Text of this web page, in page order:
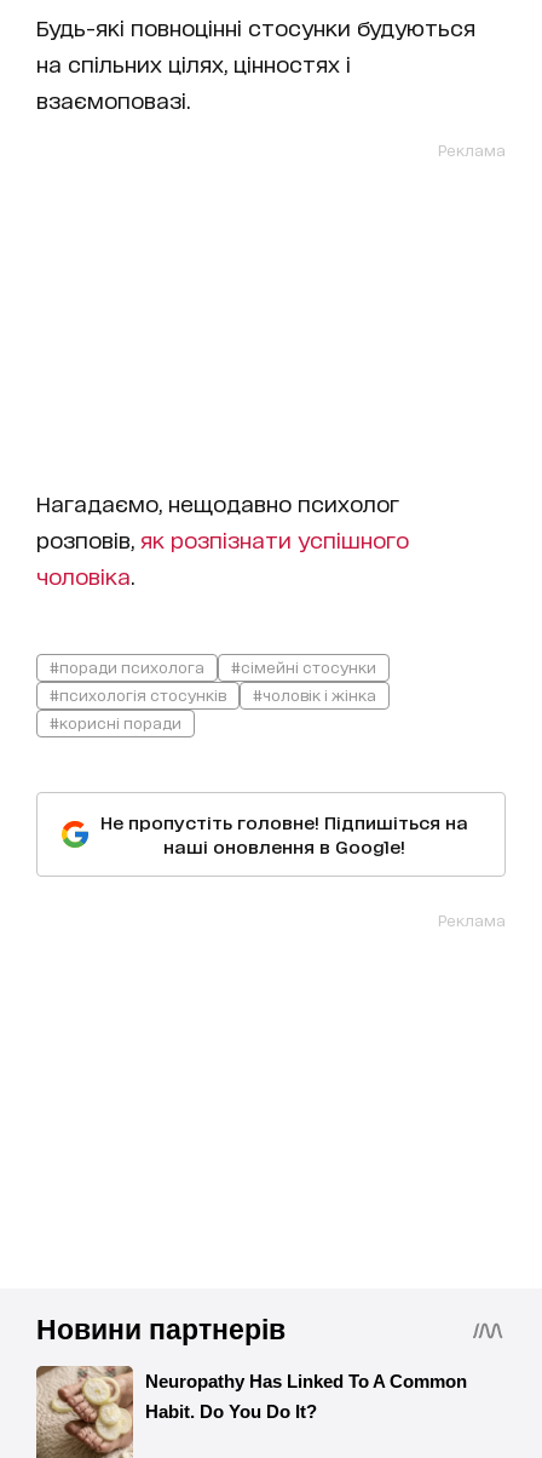
Будь-які повноцінні стосунки будуються
на спільних цілях, цінностях і
взаємоповазі.
Реклама
Нагадаємо, нещодавно психолог
розповів, як розпізнати успішного
чоловіка
#поради психолога
#сімейні стосунки
#психологія стосунків
#чоловік і жінка
#корисні поради
Не пропустіть головне! Підпишіться на
наші оновлення в Google!
Реклама